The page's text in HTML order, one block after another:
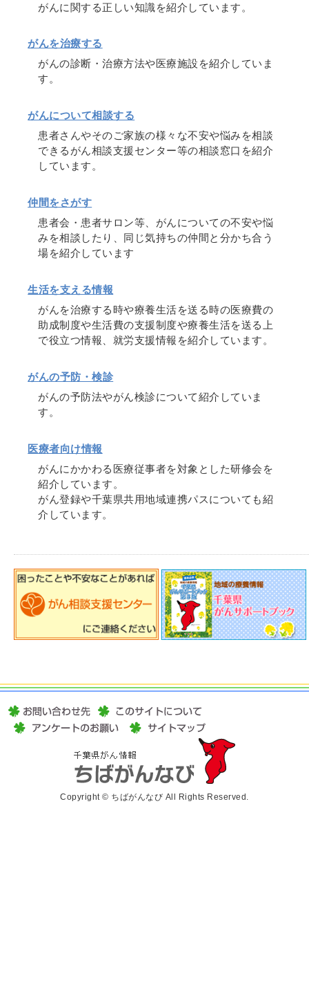
がんに関する正しい知識を紹介しています。
がんを治療する
がんの診断・治療方法や医療施設を紹介していま
す。
がんについて相談する
患者さんやそのご家族の様々な不安や悩みを相談
できるがん相談支援センター等の相談窓口を紹介
しています。
仲間をさがす
患者会・患者サロン等、がんについての不安や悩
みを相談したり、同じ気持ちの仲間と分かち合う
場を紹介しています
生活を支える情報
がんを治療する時や療養生活を送る時の医療費の
助成制度や生活費の支援制度や療養生活を送る上
で役立つ情報、就労支援情報を紹介しています。
がんの予防・検診
がんの予防法やがん検診について紹介していま
す。
医療者向け情報
がんにかかわる医療従事者を対象とした研修会を
紹介しています。
がん登録や千葉県共用地域連携パスについても紹
介しています。
Copyright © ちばがんなび All Rights Reserved.